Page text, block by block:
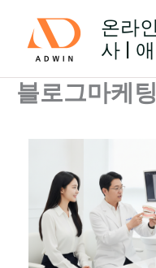
건
온라
사 |
블로그마케팅